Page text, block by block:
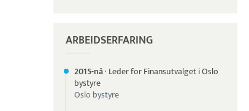
ARBEIDSERFARING
2015-nå· Leder for Finansutvalget i Oslo
bystyre
Oslo bystyre